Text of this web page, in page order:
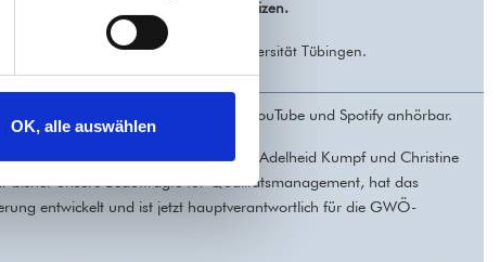
OK, alle auswählen
Klimakomplizen.
Wirtschaftswissenschaften der Universität Tübingen.
Kumpf mit Claudia Hümpel - auf YouTube und Spotify anhörbar.
mit Peter Frank, Niels Stock, Adelheid Kumpf und Christine
bisher unsere Beauftragte für Qualitätsmanagement, hat das
entwickelt und ist jetzt hauptverantwortlich für die GWÖ-